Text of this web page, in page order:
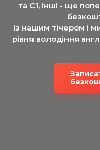
та C1, інші - ще
із нашим тічером і
рівня володіння